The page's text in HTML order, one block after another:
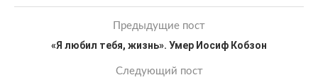
Предыдущие пост
«Я любил тебя, жизнь». Умер Иосиф Кобзон
Следующий пост